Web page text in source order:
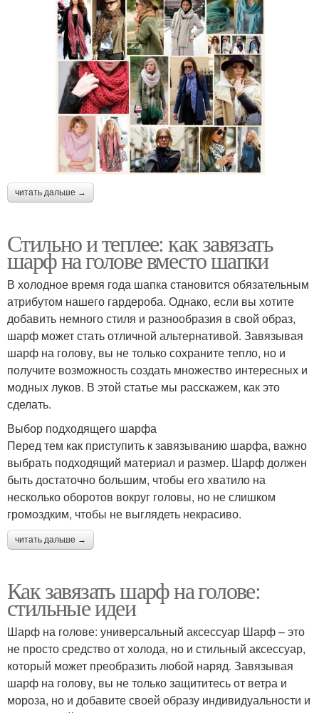
читать дальше →
Стильно и теплее: как завязать
шарф на голове вместо шапки
В холодное время года шапка становится обязательным
атрибутом нашего гардероба. Однако, если вы хотите
добавить немного стиля и разнообразия в свой образ,
шарф может стать отличной альтернативой. Завязывая
шарф на голову, вы не только сохраните тепло, но и
получите возможность создать множество интересных и
модных луков. В этой статье мы расскажем, как это
сделать.
Выбор подходящего шарфа
Перед тем как приступить к завязыванию шарфа, важно
выбрать подходящий материал и размер. Шарф должен
быть достаточно большим, чтобы его хватило на
несколько оборотов вокруг головы, но не слишком
громоздким, чтобы не выглядеть некрасиво.
читать дальше →
Как завязать шарф на голове:
стильные идеи
Шарф на голове: универсальный аксессуар Шарф – это
не просто средство от холода, но и стильный аксессуар,
который может преобразить любой наряд. Завязывая
шарф на голову, вы не только защититесь от ветра и
мороза, но и добавите своей образу индивидуальности и